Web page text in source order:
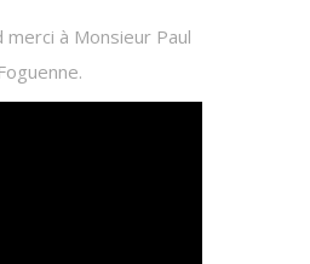
merci à Monsieur Paul
Foguenne.